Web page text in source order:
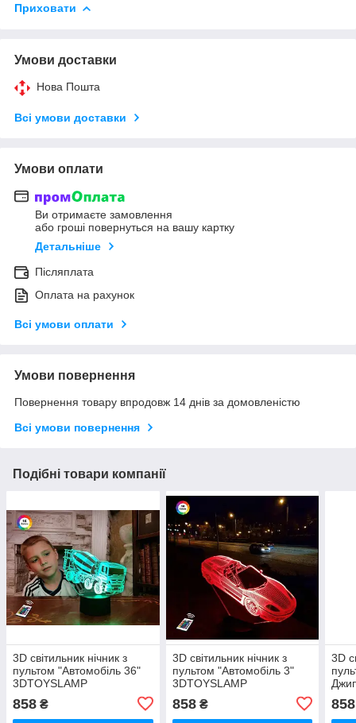
Приховати
Умови доставки
Нова Пошта
Всі умови доставки
Умови оплати
Ви отримаєте замовлення
або гроші повернуться на вашу картку
Детальніше
Післяплата
Оплата на рахунок
Всі умови оплати
Умови повернення
Повернення товару впродовж 14 днів за домовленістю
Всі умови повернення
Подібні товари компанії
3D світильник нічник з
пультом "Автомобіль 36"
3DTOYSLAMP
858 ₴
3D світильник нічник з
пультом "Автомобіль 3"
3DTOYSLAMP
858₴
3D
858